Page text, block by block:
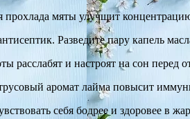
мяты улучшит
Разведите пару капель
расслабят и настроят на сон перед
аромат лайма повысит
себя бодрее и здоровее в